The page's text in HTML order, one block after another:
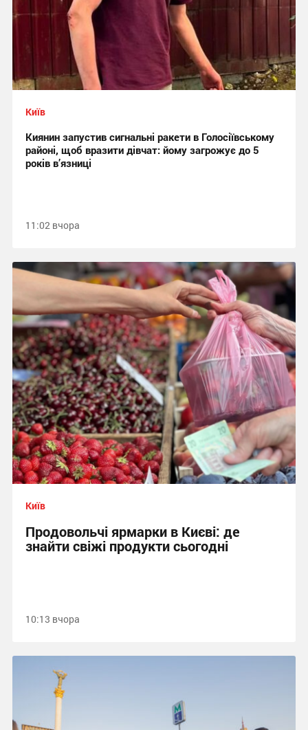
Київ
Киянин запустив сигнальні ракети в Голосіївському
районі, щоб вразити дівчат: йому загрожує до 5
років в’язниці
11:02 вчора
Київ
Продовольчі ярмарки в Києві: де
знайти свіжі продукти сьогодні
10:13 вчора